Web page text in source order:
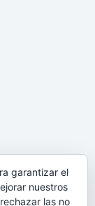
garantizar el
nuestros
las no